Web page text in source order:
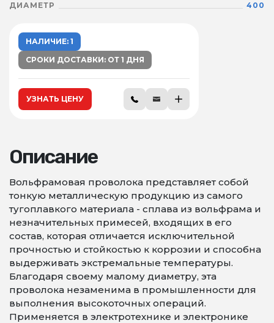
ДИАМЕТР
400
НАЛИЧИЕ: 1
СРОКИ ДОСТАВКИ: ОТ 1 ДНЯ
УЗНАТЬ ЦЕНУ
Описание
Вольфрамовая проволока представляет собой
тонкую металлическую продукцию из самого
тугоплавкого материала - сплава из вольфрама и
незначительных примесей, входящих в его
состав, которая отличается исключительной
прочностью и стойкостью к коррозии и способна
выдерживать экстремальные температуры.
Благодаря своему малому диаметру, эта
проволока незаменима в промышленности для
выполнения высокоточных операций.
Применяется в электротехнике и электронике